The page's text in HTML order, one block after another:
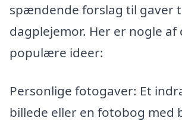
spændende forslag til gaver
dagplejemor. Her er nogle af
populære ideer:
Personlige fotogaver: Et
billede eller en fotobog med